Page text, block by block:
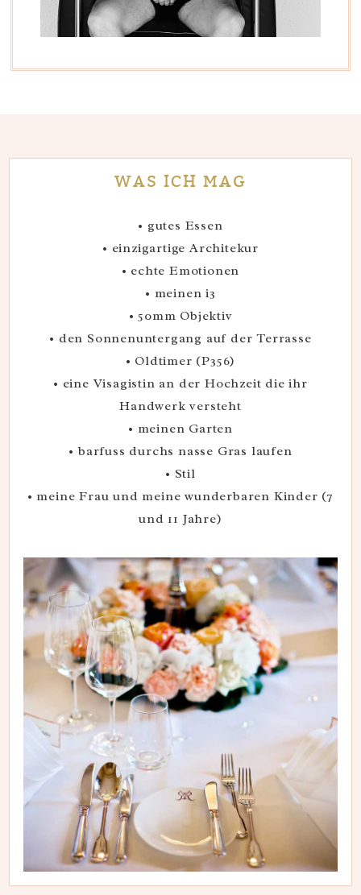
WAS ICH MAG
• gutes Essen
• einzigartige Architekur
• echte Emotionen
• meinen i3
• 50mm Objektiv
• den Sonnenuntergang auf der Terrasse
• Oldtimer (P356)
• eine Visagistin an der Hochzeit die ihr
Handwerk versteht
• meinen Garten
• barfuss durchs nasse Gras laufen
• Stil
• meine Frau und meine wunderbaren Kinder (7
und 11 Jahre)